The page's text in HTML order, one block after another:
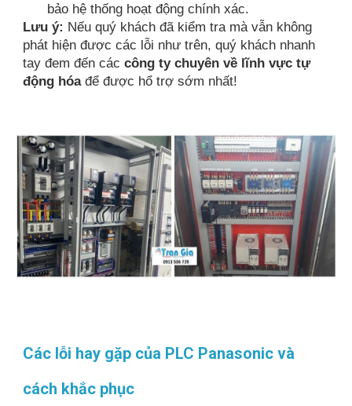
bảo hệ thống hoạt động chính xác.
Lưu ý: Nếu quý khách đã kiểm tra mà vẫn không
phát hiện được các lỗi như trên, quý khách nhanh
tay đem đến cáccông ty chuyên về lĩnh vực tự
động hóađể được hổ trợ sớm nhất!
Các lỗi hay gặp của PLC Panasonic và
cách khắc phục